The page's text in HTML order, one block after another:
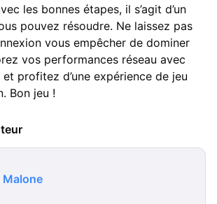
les bonnes étapes, il s’agit d’un
pouvez résoudre. Ne laissez pas
vous empêcher de dominer
vos performances réseau avec
profitez d’une expérience de jeu
Bon jeu !
Malone